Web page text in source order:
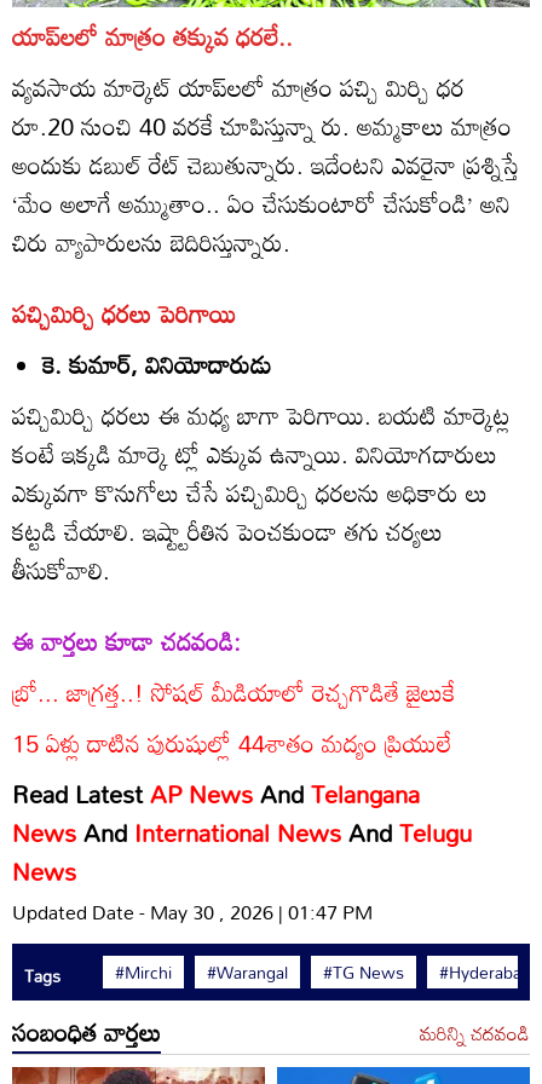
యాప్‌లలో మాత్రం తక్కువ ధరలే..
వ్యవసాయ మార్కెట్‌ యాప్‌లలో మాత్రం పచ్చి మిర్చి ధర
రూ.20 నుంచి 40 వరకే చూపిస్తున్నా రు. అమ్మకాలు మాత్రం
అందుకు డబుల్‌ రేట్‌ చెబుతున్నారు. ఇదేంటని ఎవరైనా ప్రశ్నిస్తే
‘మేం అలాగే అమ్ముతాం.. ఏం చేసుకుంటారో చేసుకోండి’ అని
చిరు వ్యాపారులను బెదిరిస్తున్నారు.
పచ్చిమిర్చి ధరలు పెరిగాయి
కె. కుమార్‌, వినియోదారుడు
పచ్చిమిర్చి ధరలు ఈ మధ్య బాగా పెరిగాయి. బయటి మార్కెట్ల
కంటే ఇక్కడి మార్కె ట్లో ఎక్కువ ఉన్నాయి. వినియోగదారులు
ఎక్కువగా కొనుగోలు చేసే పచ్చిమిర్చి ధరలను అధికారు లు
కట్టడి చేయాలి. ఇష్ట్టారీతిన పెంచకుండా తగు చర్యలు
తీసుకోవాలి.
ఈ వార్తలు కూడా చదవండి:
బ్రో... జాగ్రత్త..! సోషల్‌ మీడియాలో రెచ్చగొడితే జైలుకే
15 ఏళ్లు దాటిన పురుషుల్లో 44శాతం మద్యం ప్రియులే
Read LatestAP NewsAndTelangana
NewsAnd International NewsAndTelugu
News
Updated Date - May 30 , 2026 | 01:47 PM
Tags #Mirchi #Warangal #TG News #Hyderabad
సంబంధిత వార్తలు మరిన్ని చదవండి